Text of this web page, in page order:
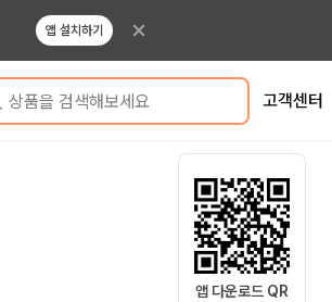
앱 설치하기
상품을 검색해보세요 고객센터
앱 다운로드 QR